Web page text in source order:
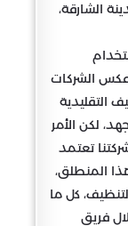
الشارقة،
عكس الشركات
التقليدية
لكن الأمر
تعتمد
المنطلق،
كل ما
فريق